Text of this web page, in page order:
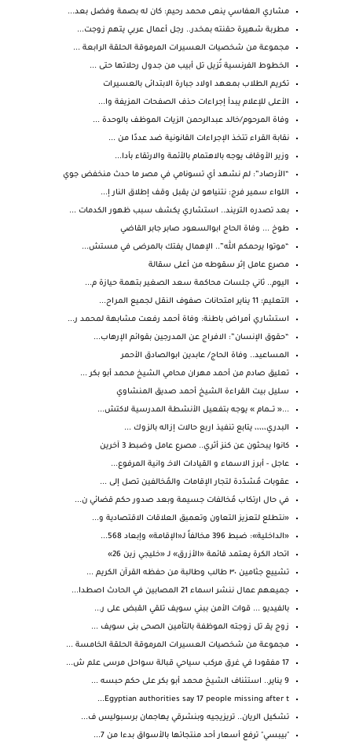
مشاري العفاسي ينعى محمد رحيم: كان له بصمة وفضل بعد...
مطربة شهيرة حقنته بمخدر.. رجل أعمال عربي يتهم زوجت...
مجموعة من شخصيات العسيرات المرموقة الحلقة الرابعة ...
الخطوط الفرنسية تُزيل تل أبيب من جدول رحلاتها حتى ...
تكريم الطلاب بمعهد اولاد جبارة الابتدائى بالعسيرات
الأعلى للإعلام يبدأ إجراءات حذف الصفحات المزيفة وا...
وفاة المرحوم/خالد عبدالرحمن الزيات الموظف بالوحدة ...
نقابة القراء تتخذ الإجراءات القانونية ضد عددًا من ...
وزير الأوقاف يوجه بالاهتمام بالأئمة والارتقاء بأدا...
“الأرصاد”: لم نشهد أي تسونامي في مصر ما حدث منخفض جوي
اللواء سمير فرج: نتنياهو لن يقبل وقف إطلاق النار إ...
بعد تصدره التريند.. استشاري يكشف سبب ظهور الكدمات ...
طوخ ... وفاة الحاج ابوالسعود صابر جابر القاضي
“موتوا يرحمكم الله”.. الإهمال يفتك بالمرضى في مستش...
مصرع عامل إثر سقوطه من أعلى سقالة
اليوم.. ثاني جلسات محاكمة سعد الصغير بتهمة حيازة م...
التعليم: 11 يناير امتحانات صفوف النقل لجميع المراح...
استشاري أمراض باطنة: وفاة أحمد رفعت مشابهة لمحمد ر...
“حقوق الإنسان”: الافراج عن المدرجين بقوائم الإرهاب...
المساعيد.. وفاة الحاج/ عابدين ابوالصادق الأحمر
تعليق صادم من أحمد مهران محامي الشيخ محمد أبو بكر ...
سليل بيت القراءة الشيخ أحمد صديق المنشاوي
...« تــــمام » يوجه بتفعيل الأنشطة المدرسية لاكتش...
البدري،،،،، يتابع تنفيذ اربع حالات إزاله بالزوك ...
كانوا يبحثون عن كنز أثري.. مصرع عامل وضبط 3 آخرين
عاجل - أبرز الاسماء و القيادات الاخـ وانية المرفوع...
عقوبات مُشدّدة لتجار الإقامات والمُخالفين تصل إلى ...
في حال ارتكاب مُخالفات جسيمة وبعد صدور حكم قضائي ن...
«نتطلع لتعزيز التعاون وتعميق العلاقات الاقتصادية و...
«الداخلية»: ضبط 396 مخالفاً لـ«الإقامة» وإبعاد 568...
اتحاد الكرة يعتمد قائمة «الأزرق» لـ «خليجي زين 26»
تشييع جثامين ٣٠ طالب وطالبة من حفظه القرآن الكريم ...
جميعهم عمال ننشر اسماء 21 المصابين في الحادث اصطدا...
بالفيديو ... قوات الأمن ببني سويف تلقي القبض على ر...
زوج يقـ تل زوجته الموظفة بالتأمين الصحى بنى سويف ...
مجموعة من شخصيات العسيرات المرموقة الحلقة الخامسة ...
17 مفقودا في غرق مركب سياحي قبالة سواحل مرسى علم ش...
9 يناير.. استئناف الشيخ محمد أبو بكر على حكم حبسه ...
Egyptian authorities say 17 people missing after t...
تشكيل الريان.. تريزيجيه وبنشرقي يهاجمان برسبوليس ف...
"بيبسي" ترفع أسعار أحد منتجاتها بالأسواق بدءا من 7...